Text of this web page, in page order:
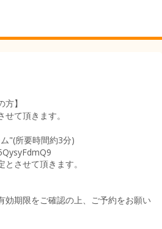
】
て頂きます。
"(所要時間約3分)
させて頂きます。
期限をご確認の上、ご予約をお願い